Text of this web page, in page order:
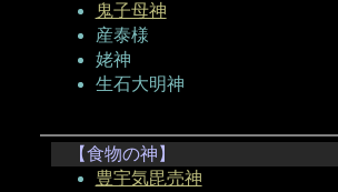
鬼子母神
産泰様
姥神
生石大明神
【食物の神】
豊宇気毘売神